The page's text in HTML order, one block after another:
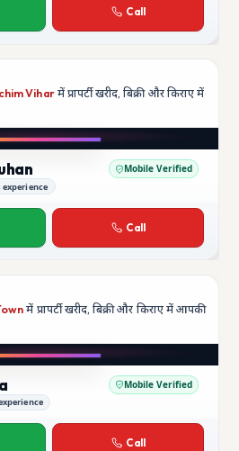
Call
Viharमें प्रापर्टी खरीद, बिक्री और किराए में
Mobile Verified
experience
Call
में प्रापर्टी खरीद, बिक्री और किराए में आपकी
Mobile Verified
Call